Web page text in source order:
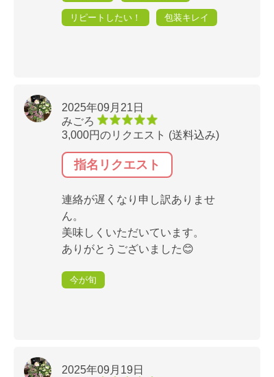
リピートしたい！ 包装キレイ
2025年09月21日
みごろ
3,000円のリクエスト (送料込み)
指名リクエスト
連絡が遅くなり申し訳ありませ
ん。
美味しくいただいています。
ありがとうございました😊
今が旬
2025年09月19日